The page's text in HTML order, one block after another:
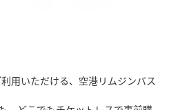
用いただける、空港リムジンバス